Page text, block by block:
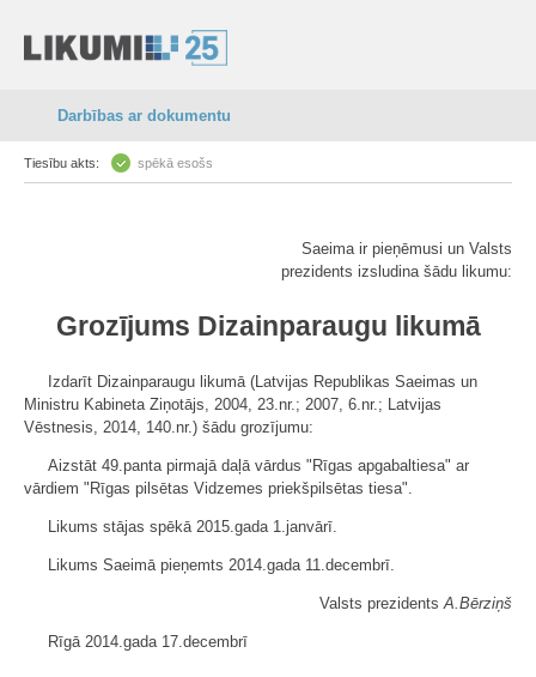
Darbības ar dokumentu
Tiesību akts: spēkā esošs
Saeima ir pieņēmusi un Valsts
prezidents izsludina šādu likumu:
Grozījums Dizainparaugu likumā
Izdarīt Dizainparaugu likumā (Latvijas Republikas Saeimas un
Ministru Kabineta Ziņotājs, 2004, 23.nr.; 2007, 6.nr.; Latvijas
Vēstnesis, 2014, 140.nr.) šādu grozījumu:
Aizstāt 49.panta pirmajā daļā vārdus "Rīgas apgabaltiesa" ar
vārdiem "Rīgas pilsētas Vidzemes priekšpilsētas tiesa".
Likums stājas spēkā 2015.gada 1.janvārī.
Likums Saeimā pieņemts 2014.gada 11.decembrī.
Valsts prezidentsA.Bērziņš
Rīgā 2014.gada 17.decembrī